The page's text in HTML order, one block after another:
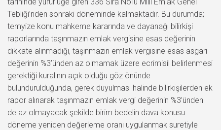
Tebliği’nden sonraki döneminde kalmaktadır. Bu durumda;
temyize konu mahkeme kararında ve dayanağı bilirkişi
raporlarında taşınmazın emlak vergisine esas değerinin
dikkate alınmadığı, taşınmazın emlak vergisine esas asgari
değerinin %3’ünden az olmamak üzere ecrimisil belirlenmesi
gerektiği kuralının açık olduğu göz önünde
bulundurulduğunda, gerek duyulması halinde bilirkişilerden ek
rapor alınarak taşınmazın emlak vergi değerinin %3’ünden
de az olmayacak şekilde birim bedelin dava konusu
döneme yeniden değerleme oranı uygulanmak suretiyle